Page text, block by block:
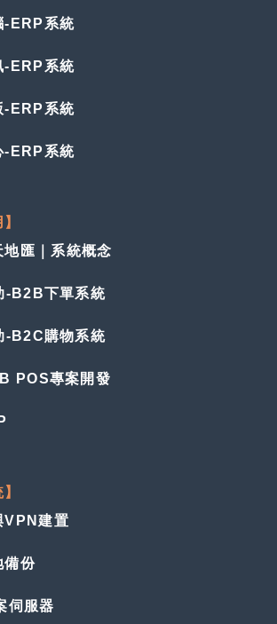
ERP系統
ERP系統
ERP系統
ERP系統
匯｜系統概念
B2B下單系統
B2C購物系統
POS專案開發
建置
份
伺服器